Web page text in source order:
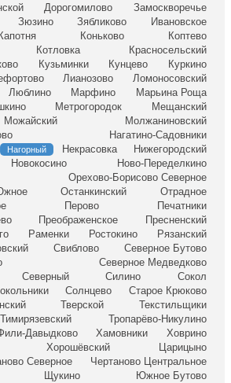
Дорогомилово
Замоскворечье
Зюзино Зябликово
Ивановское
Капотня Коньково
Коптево
Котловка
Красносельский
Кузьминки Кунцево
Куркино
Лианозово
Ломоносовский
Люблино Марфино
Марьина Роща
Метрогородок
Мещанский
Можайский
Молжаниновский
Нагатино-Садовники
Нагорный Некрасовка
Нижегородский
Новокосино
Ново-Переделкино
Орехово-Борисово Северное
Останкинский
Отрадное
Перово
Печатники
Преображенское
Пресненский
Раменки Ростокино
Рязанский
Свиблово
Северное Бутово
Северное Медведково
Северный Силино
Сокол
Солнцево
Старое Крюково
Тверской
Текстильщики
Тимирязевский
Тропарёво-Никулино
Давыдково Хамовники
Ховрино
Хорошёвский
Царицыно
Северное
Чертаново Центральное
Щукино
Южное Бутово